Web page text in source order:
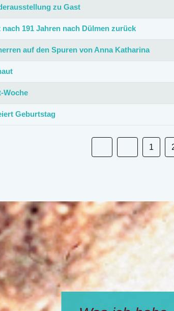
zu Gast
nach 191 Jahren nach Dülmen zurück
auf den Spuren von Anna Katharina
Woche
Geburtstag
1
„Wasich habe,
„Viele
wäre wie der und